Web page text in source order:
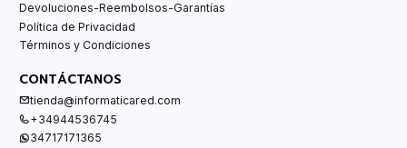
Devoluciones-Reembolsos-Garantías
Política de Privacidad
Términos y Condiciones
CONTÁCTANOS
tienda@informaticared.com
+34944536745
34717171365